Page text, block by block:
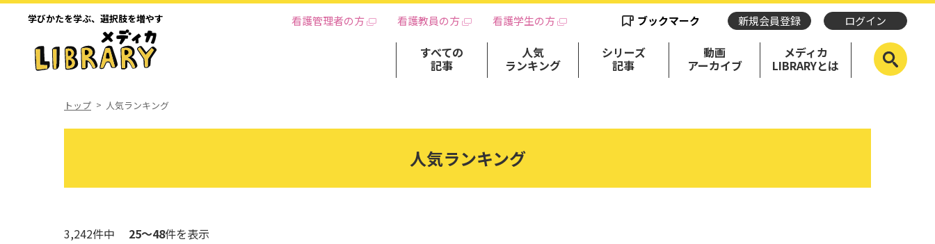
学びかたを学ぶ、 選択肢を増やす 看護管理者の方 看護教員の方 看護学生の方 ブックマーク 新規会員登録 ログイン
すべての
記事
人気
ランキング
シリーズ
記事
動画
アーカイブ
メディカ
LIBRARYとは
トップ 人気ランキング
人気ランキング
3,242件中 25～48件を表示